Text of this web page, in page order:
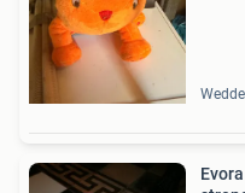
Wedde